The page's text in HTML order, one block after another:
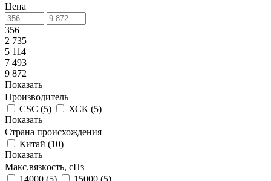
Цена
356
2 735
5 114
7 493
9 872
Показать
Производитель
CSC (5) ХСК (5)
Показать
Страна происхождения
Китай (10)
Показать
Макс.вязкoсть, сПз
14000 (5) 15000 (5)